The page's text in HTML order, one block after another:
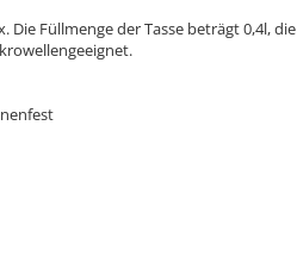
Füllmenge der Tasse beträgt 0,4l, die